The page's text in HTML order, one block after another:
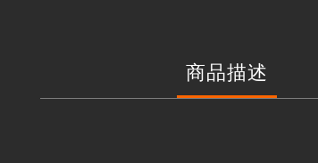
商品描述